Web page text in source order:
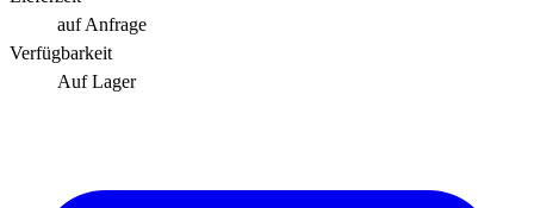
auf Anfrage
Verfügbarkeit
Auf Lager